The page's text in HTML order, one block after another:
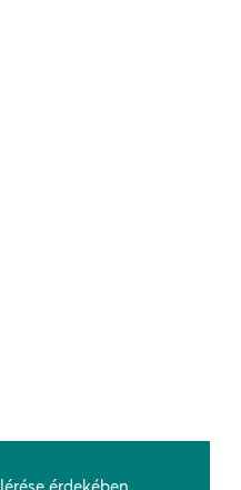
érdekében